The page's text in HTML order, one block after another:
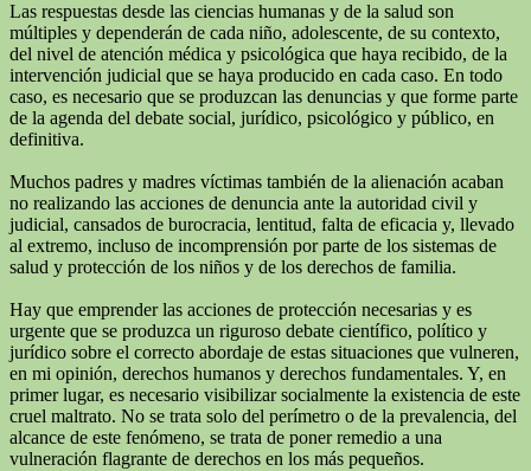
Las respuestas desde las ciencias humanas y de la salud son
múltiples y dependerán de cada niño, adolescente, de su contexto,
del nivel de atención médica y psicológica que haya recibido, de la
intervención judicial que se haya producido en cada caso. En todo
caso, es necesario que se produzcan las denuncias y que forme parte
de la agenda del debate social, jurídico, psicológico y público, en
definitiva.
Muchos padres y madres víctimas también de la alienación acaban
no realizando las acciones de denuncia ante la autoridad civil y
judicial, cansados de burocracia, lentitud, falta de eficacia y, llevado
al extremo, incluso de incomprensión por parte de los sistemas de
salud y protección de los niños y de los derechos de familia.
Hay que emprender las acciones de protección necesarias y es
urgente que se produzca un riguroso debate científico, político y
jurídico sobre el correcto abordaje de estas situaciones que vulneren,
en mi opinión, derechos humanos y derechos fundamentales. Y, en
primer lugar, es necesario visibilizar socialmente la existencia de este
cruel maltrato. No se trata solo del perímetro o de la prevalencia, del
alcance de este fenómeno, se trata de poner remedio a una
vulneración flagrante de derechos en los más pequeños.